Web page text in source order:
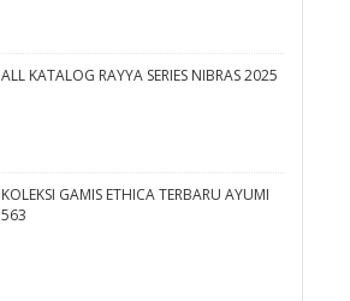
ALL KATALOG RAYYA SERIES NIBRAS 2025
KOLEKSI GAMIS ETHICA TERBARU AYUMI
563